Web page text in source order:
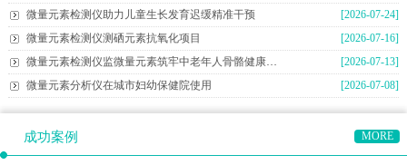
[2026-07-24]
微量元素检测仪助力儿童生长发育迟缓精准干预
[2026-07-16]
微量元素检测仪测硒元素抗氧化项目
[2026-07-13]
微量元素检测仪监微量元素筑牢中老年人骨骼健康防线
[2026-07-08]
微量元素分析仪在城市妇幼保健院使用
成功案例 MORE